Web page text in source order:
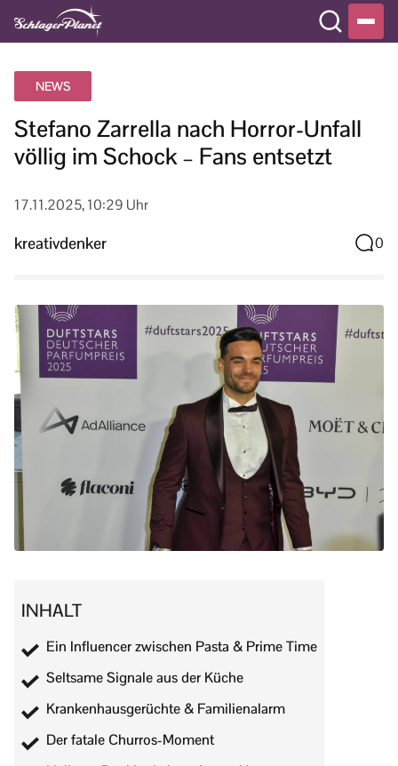
NEWS
Stefano Zarrella nach Horror-Unfall
völlig im Schock – Fans entsetzt
17.11.2025, 10:29 Uhr
kreativdenker 0
INHALT
Ein Influencer zwischen Pasta & Prime Time
Seltsame Signale aus der Küche
Krankenhausgerüchte & Familienalarm
Der fatale Churros-Moment